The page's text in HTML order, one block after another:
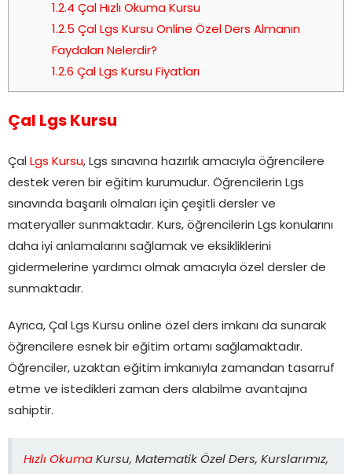
1.2.4 Çal Hızlı Okuma Kursu
1.2.5 Çal Lgs Kursu Online Özel Ders Almanın
Faydaları Nelerdir?
1.2.6 Çal Lgs Kursu Fiyatları
Çal Lgs Kursu
Çal Lgs Kursu, Lgs sınavına hazırlık amacıyla öğrencilere
destek veren bir eğitim kurumudur. Öğrencilerin Lgs
sınavında başarılı olmaları için çeşitli dersler ve
materyaller sunmaktadır. Kurs, öğrencilerin Lgs konularını
daha iyi anlamalarını sağlamak ve eksikliklerini
gidermelerine yardımcı olmak amacıyla özel dersler de
sunmaktadır.
Ayrıca, Çal Lgs Kursu online özel ders imkanı da sunarak
öğrencilere esnek bir eğitim ortamı sağlamaktadır.
Öğrenciler, uzaktan eğitim imkanıyla zamandan tasarruf
etme ve istedikleri zaman ders alabilme avantajına
sahiptir.
Hızlı Okuma Kursu, Matematik Özel Ders, Kurslarımız,